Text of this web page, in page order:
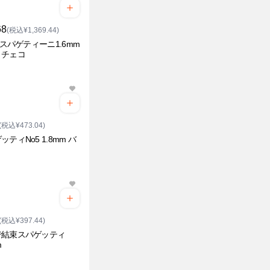
(税込¥1,369.44)
パゲティーニ1.6mm
ェコ
税込¥473.04)
ティNo5 1.8mm バ
税込¥397.44)
束スパゲッティ